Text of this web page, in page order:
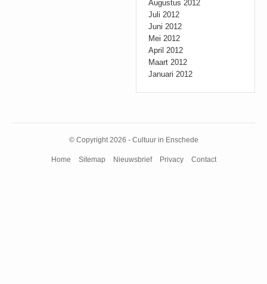
Augustus 2012
Juli 2012
Juni 2012
Mei 2012
April 2012
Maart 2012
Januari 2012
© Copyright 2026 - Cultuur in Enschede
Home Sitemap Nieuwsbrief Privacy Contact